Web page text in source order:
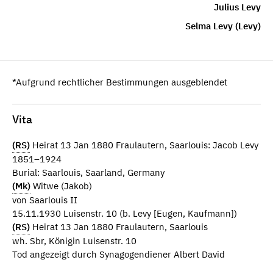
Julius Levy
Selma Levy (Levy)
*Aufgrund rechtlicher Bestimmungen ausgeblendet
Vita
(RS) Heirat 13 Jan 1880 Fraulautern, Saarlouis: Jacob Levy
1851–1924
Burial: Saarlouis, Saarland, Germany
(Mk) Witwe (Jakob)
von Saarlouis II
15.11.1930 Luisenstr. 10 (b. Levy [Eugen, Kaufmann])
(RS) Heirat 13 Jan 1880 Fraulautern, Saarlouis
wh. Sbr, Königin Luisenstr. 10
Tod angezeigt durch Synagogendiener Albert David